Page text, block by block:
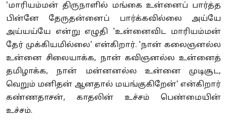
'மாரியம்மன் திருநாளில் மங்கை உன்னைப் பார்த்த
பின்னே தேருதன்னைப் பார்க்கவில்லை அய்யே
அய்யய்யே என்று எழுதி 'உன்னைவிட மாரியம்மன்
தேர் முக்கியமில்லை' என்கிறார். 'நான் கலைஞனல்ல
உன்னை சிலையாக்க, நான் கவிஞனல்ல உன்னைத்
தமிழாக்க, நான் மன்னனல்ல உன்னை முடிசூட,
வெறும் மனிதன் ஆனதால் மயங்குகிறேன்' என்கிறார்
கண்ணதாசன், காதலின் உச்சம் பெண்மையின்
உச்சம்.